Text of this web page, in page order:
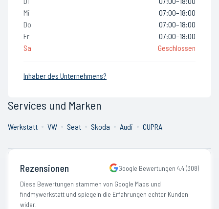
Mi
07:00–18:00
Do
07:00–18:00
Fr
07:00–18:00
Sa
Geschlossen
Inhaber des Unternehmens?
Services und Marken
Werkstatt VW Seat Skoda Audi CUPRA
Rezensionen Google Bewertungen 4.4(308)
Diese Bewertungen stammen von Google Maps und
findmywerkstatt und spiegeln die Erfahrungen echter Kunden
wider.